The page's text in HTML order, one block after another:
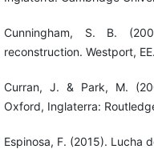
Cunningham, S. B.
reconstruction. Westport,
Curran, J. & Park, M.
Oxford, Inglaterra:
Espinosa, F. (2015). Lucha